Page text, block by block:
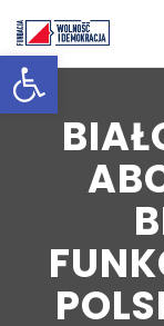
Otwórz pasek narzędzi